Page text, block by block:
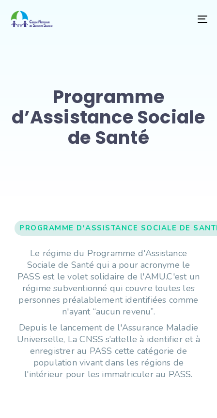
Programme
d’Assistance Sociale
de Santé
PROGRAMME D'ASSISTANCE SOCIALE DE
Le régime du Programme d'Assistance
Sociale de Santé qui a pour acronyme le
PASS est le volet solidaire de l'AMU.C'est un
régime subventionné qui couvre toutes les
personnes préalablement identifiées comme
n'ayant “aucun revenu”.
Depuis le lancement de l'Assurance Maladie
Universelle, La CNSS s’attelle à identifier et à
enregistrer au PASS cette catégorie de
population vivant dans les régions de
l'intérieur pour les immatriculer au PASS.